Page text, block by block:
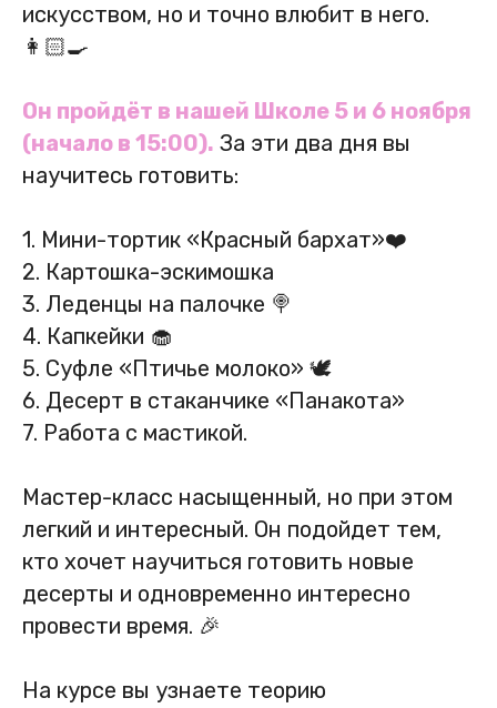
искусством, но и точно влюбит в него.
👩🏻‍🍳
Он пройдёт в нашей Школе 5 и 6 ноября
(начало в 15:00). За эти два дня вы
научитесь готовить:
1. Мини-тортик «Красный бархат»❤️
2. Картошка-эскимошка
3. Леденцы на палочке 🍭
4. Капкейки 🧁
5. Суфле «Птичье молоко» 🕊️
6. Десерт в стаканчике «Панакота»
7. Работа с мастикой.
Мастер-класс насыщенный, но при этом
легкий и интересный. Он подойдет тем,
кто хочет научиться готовить новые
десерты и одновременно интересно
провести время. 🎉
На курсе вы узнаете теорию